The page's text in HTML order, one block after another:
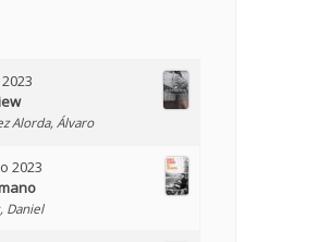
Alorda, Álvaro
2023
Daniel